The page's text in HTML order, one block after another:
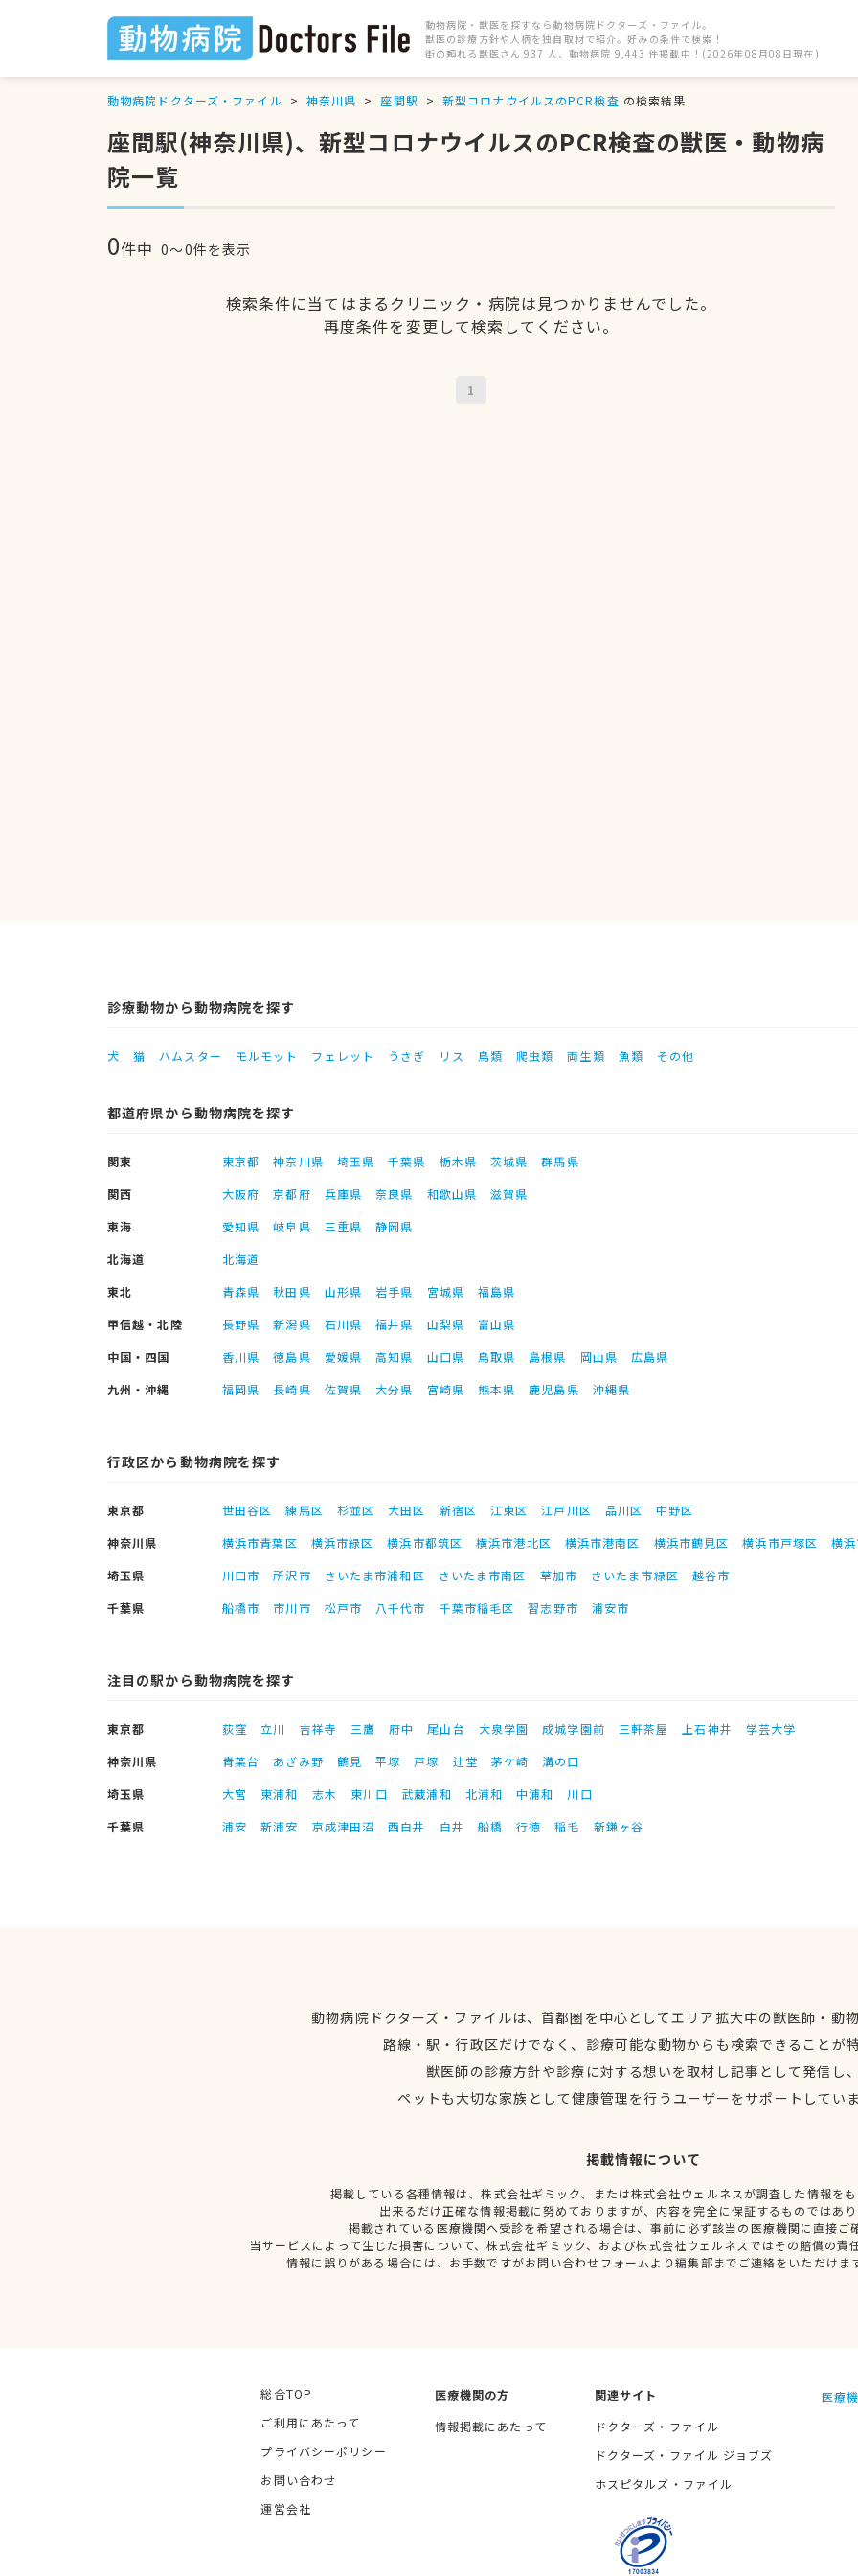
動物病院・獣医を探すなら動物病院ドクターズ・ファイル。
獣医の診療方針や人柄を独自取材で紹介。好みの条件で検索！
街の頼れる獣医さん 937 人、動物病院 9,443 件掲載中！(2026年08月08日現在)
動物病院ドクターズ・ファイル 神奈川県 座間駅 新型コロナウイルスのPCR検査 の検索結果
座間駅(神奈川県)、新型コロナウイルスのPCR検査の獣医・動物病
院一覧
0件中 0〜0件を表示
検索条件に当てはまるクリニック・病院は見つかりませんでした。
再度条件を変更して検索してください。
1
診療動物から動物病院を探す
犬 猫 ハムスター モルモット フェレット うさぎ リス 鳥類 爬虫類 両生類 魚類 その他
都道府県から動物病院を探す
関東 東京都 神奈川県 埼玉県 千葉県 栃木県 茨城県
群馬県
関西
大阪府 京都府 兵庫県 奈良県 和歌山県
滋賀県
東海
愛知県 岐阜県 三重県
静岡県
北海道
北海道
東北
青森県 秋田県 山形県 岩手県 宮城県
福島県
甲信越・北陸
長野県 新潟県 石川県 福井県 山梨県
富山県
中国・四国
香川県 徳島県 愛媛県 高知県 山口県 鳥取県 島根県 岡山県
広島県
九州・沖縄
福岡県 長崎県 佐賀県 大分県 宮崎県 熊本県 鹿児島県 沖縄県
行政区から動物病院を探す
東京都 世田谷区 練馬区 杉並区 大田区 新宿区 江東区 江戸川区 品川区
中野区
神奈川県
横浜市青葉区 横浜市緑区 横浜市都筑区 横浜市港北区 横浜市港南区 横浜市鶴見区 横浜市戸塚区
横
埼玉県
川口市 所沢市 さいたま市浦和区 さいたま市南区 草加市 さいたま市緑区
越谷市
千葉県
船橋市 市川市 松戸市 八千代市 千葉市稲毛区 習志野市 浦安市
注目の駅から動物病院を探す
東京都 荻窪 立川 吉祥寺 三鷹 府中 尾山台 大泉学園 成城学園前 三軒茶屋 上石神井
学芸大学
神奈川県
青葉台 あざみ野 鶴見 平塚 戸塚 辻堂 茅ケ崎
溝の口
埼玉県
大宮 東浦和 志木 東川口 武蔵浦和 北浦和 中浦和
川口
千葉県
浦安 新浦安 京成津田沼 西白井 白井 船橋 行徳 稲毛 新鎌ヶ谷
動物病院ドクターズ・ファイルは、首都圏を中心としてエリア拡大中の獣医師・動
路線・駅・行政区だけでなく、診療可能な動物からも検索できることが
獣医師の診療方針や診療に対する想いを取材し記事として発信し
ペットも大切な家族として健康管理を行うユーザーをサポートしてい
掲載情報について
掲載している各種情報は、株式会社ギミック、または株式会社ウェルネスが調査した情報を
出来るだけ正確な情報掲載に努めておりますが、内容を完全に保証するものではあ
掲載されている医療機関へ受診を希望される場合は、事前に必ず該当の医療機関に直接ご
当サービスによって生じた損害について、株式会社ギミック、および株式会社ウェルネスではその賠償の責
情報に誤りがある場合には、お手数ですがお問い合わせフォームより編集部までご連絡をいただけま
総合TOP
ご利用にあたって
プライバシーポリシー
お問い合わせ
運営会社
医療機関の方
情報掲載にあたって
関連サイト
ドクターズ・ファイル
ドクターズ・ファイル ジョブズ
ホスピタルズ・ファイル
医療